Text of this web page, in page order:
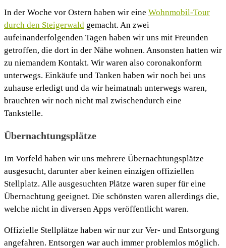
In der Woche vor Ostern haben wir eine Wohnmobil-Tour
durch den Steigerwald gemacht. An zwei
aufeinanderfolgenden Tagen haben wir uns mit Freunden
getroffen, die dort in der Nähe wohnen. Ansonsten hatten wir
zu niemandem Kontakt. Wir waren also coronakonform
unterwegs. Einkäufe und Tanken haben wir noch bei uns
zuhause erledigt und da wir heimatnah unterwegs waren,
brauchten wir noch nicht mal zwischendurch eine
Tankstelle.
Übernachtungsplätze
Im Vorfeld haben wir uns mehrere Übernachtungsplätze
ausgesucht, darunter aber keinen einzigen offiziellen
Stellplatz. Alle ausgesuchten Plätze waren super für eine
Übernachtung geeignet. Die schönsten waren allerdings die,
welche nicht in diversen Apps veröffentlicht waren.
Offizielle Stellplätze haben wir nur zur Ver- und Entsorgung
angefahren. Entsorgen war auch immer problemlos möglich.